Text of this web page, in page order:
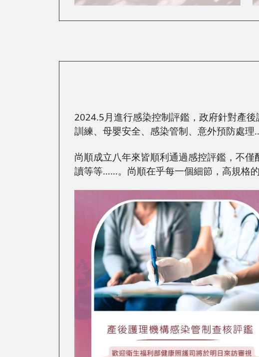
2024.5月進行感染控制評鑑，政府針對產
訓練、母嬰安全、感染管制、意外預防處理
尚順成立八年來皆順利通過感控評鑑，不
讀等等……。尚順在乎每一個細節，高規格